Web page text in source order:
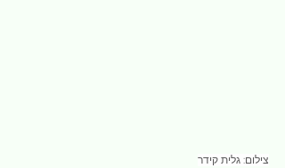
צילום: גלית קידר